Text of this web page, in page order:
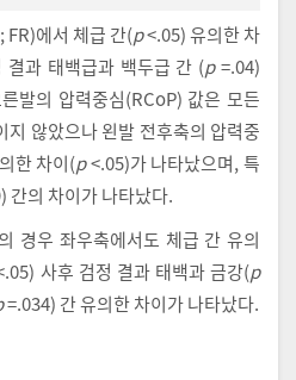
에서 체급 간(p<.05) 유의한 차
결과 태백급과 백두급 간 (p=.04)
발의 압력중심(RCoP) 값은 모든
지 않았으나 왼발 전후축의 압력중
한 차이(p<.05)가 나타났으며, 특
간의 차이가 나타났다.
경우 좌우축에서도 체급 간 유의
사후 검정 결과 태백과 금강(p
=.034) 간 유의한 차이가 나타났다.